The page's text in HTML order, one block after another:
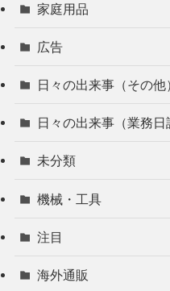
家庭用品
広告
日々の出来事（その他
日々の出来事（業務日
未分類
機械・工具
注目
海外通販